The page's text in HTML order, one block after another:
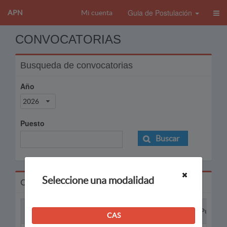
APN Mi cuenta Guia de Postulación
CONVOCATORIAS
Busqueda de convocatorias
Año
2026
Puesto
Buscar
Convocatorias
Puesto
Seleccione una modalidad
CAS